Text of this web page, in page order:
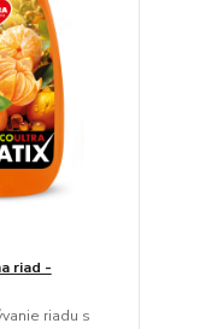
riad -
riadu s